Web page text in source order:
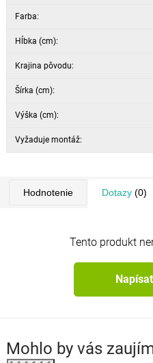
Farba:
Hĺbka (cm):
Krajina pôvodu:
Šírka (cm):
Výška (cm):
Vyžaduje montáž:
Hodnotenie Dotazy(0)
Tento produkt
Mohlo by vás